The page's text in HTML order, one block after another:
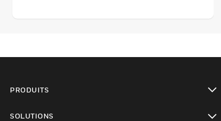
PRODUITS
SOLUTIONS